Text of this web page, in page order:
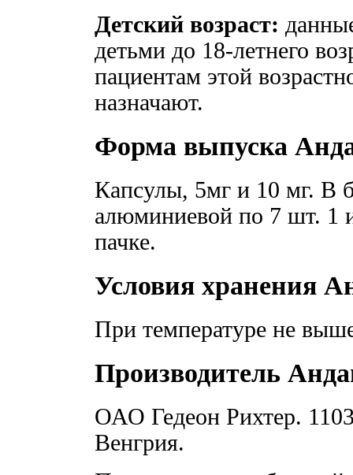
Детский возраст:
детьми до 18-летнего
пациентам этой
назначают.
Форма выпуска
Капсулы, 5мг и 10 мг.
алюминиевой по 7 шт. 1
пачке.
Условия хранения
При температуре не
Производитель
ОАО Гедеон Рихтер.
Венгрия.